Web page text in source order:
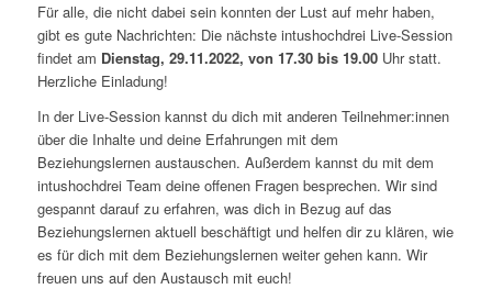
Für alle, die nicht dabei sein konnten der Lust auf mehr haben,
gibt es gute Nachrichten: Die nächste intushochdrei Live-Session
findet am Dienstag, 29.11.2022, von 17.30 bis 19.00Uhr statt.
Herzliche Einladung!
In der Live-Session kannst du dich mit anderen Teilnehmer:innen
über die Inhalte und deine Erfahrungen mit dem
Beziehungslernen austauschen. Außerdem kannst du mit dem
intushochdrei Team deine offenen Fragen besprechen. Wir sind
gespannt darauf zu erfahren, was dich in Bezug auf das
Beziehungslernen aktuell beschäftigt und helfen dir zu klären, wie
es für dich mit dem Beziehungslernen weiter gehen kann. Wir
freuen uns auf den Austausch mit euch!